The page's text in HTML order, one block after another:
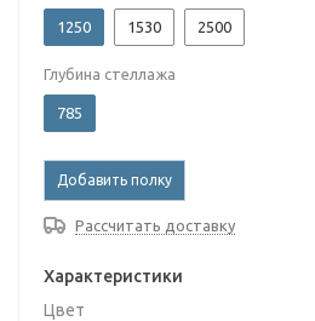
1250 1530 2500
Глубина стеллажа
785
Добавить полку
Рассчитать доставку
Характеристики
Цвет